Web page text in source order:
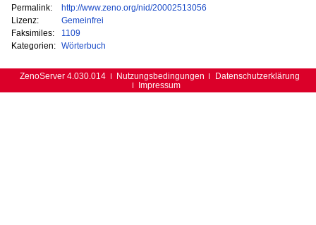
Permalink:
http://www.zeno.org/nid/20002513056
Lizenz:
Gemeinfrei
Faksimiles:
1109
Kategorien:
Wörterbuch
ZenoServer 4.030.014 Nutzungsbedingungen
Datenschutzerklärung
Impressum